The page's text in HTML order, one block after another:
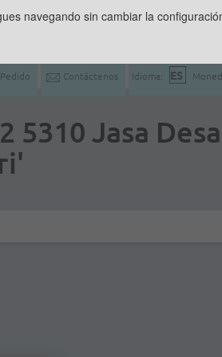
Contáctenos Idioma:
5310 Jasa
navegando sin cambiar la